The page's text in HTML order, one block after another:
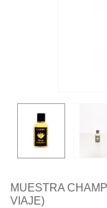
MUESTRA
VIAJE)